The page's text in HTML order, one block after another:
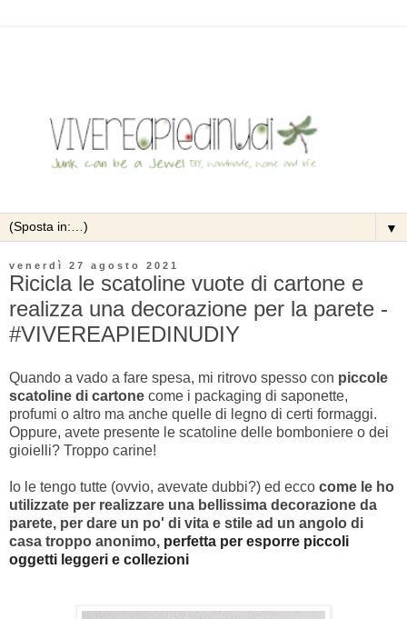
▼
venerdì 27 agosto 2021
Ricicla le scatoline vuote di cartone e
realizza una decorazione per la parete -
#VIVEREAPIEDINUDIY
Quando a vado a fare spesa, mi ritrovo spesso con piccole
scatoline di cartone come i packaging di saponette,
profumi o altro ma anche quelle di legno di certi formaggi.
Oppure, avete presente le scatoline delle bomboniere o dei
gioielli? Troppo carine!
Io le tengo tutte (ovvio, avevate dubbi?) ed ecco come le ho
utilizzate per realizzare una bellissima decorazione da
parete, per dare un po' di vita e stile ad un angolo di
casa troppo anonimo, perfetta per esporre piccoli
oggetti leggeri e collezioni